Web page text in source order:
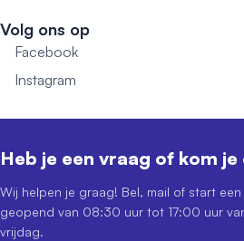
Volg ons op
Facebook
Instagram
Heb je een vraag of kom
Wij helpen je graag! Bel, mail of start
geopend van 08:30 uur tot 17:00 uur
vrijdag.